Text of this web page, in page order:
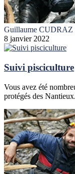
Guillaume CUDRAZ
8 janvier 2022
Suivi pisciculture
Vous avez été
protégés des